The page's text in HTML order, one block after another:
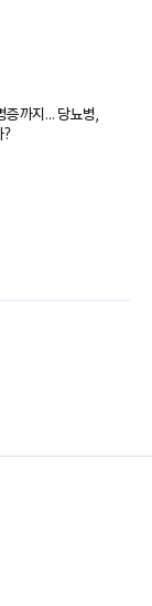
증까지… 당뇨병,
?